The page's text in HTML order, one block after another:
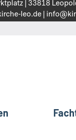
| 33818
|